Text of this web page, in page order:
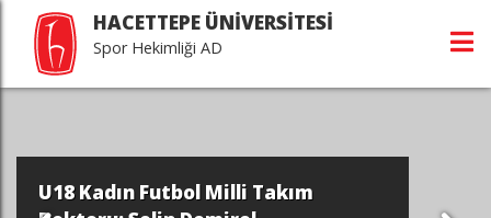
HACETTEPE ÜNİVERSİTESİ
Spor Hekimliği AD
U18 Kadın Futbol Milli Takım